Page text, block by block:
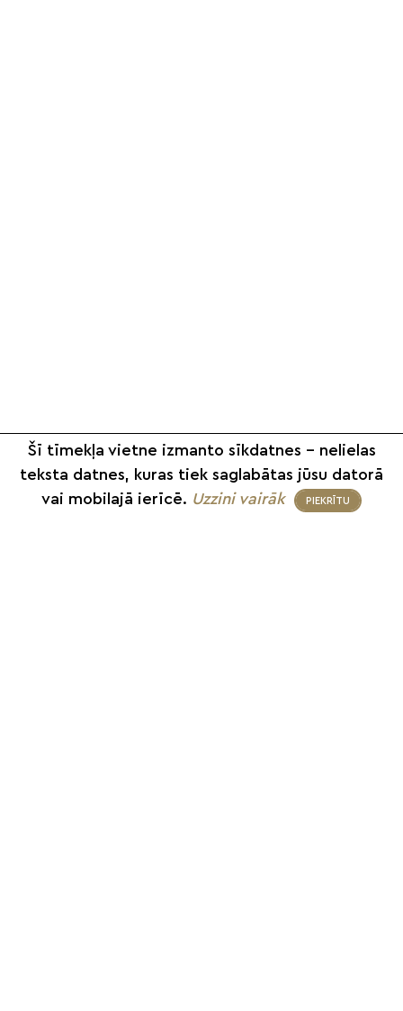
Šī tīmekļa vietne izmanto sīkdatnes – nelielas
teksta datnes, kuras tiek saglabātas jūsu datorā
vai mobilajā ierīcē. Uzzini vairāk PIEKRĪTU